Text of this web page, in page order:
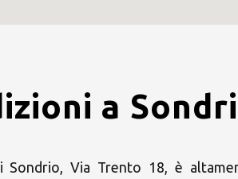
a
Sondrio, Via Trento 18, è